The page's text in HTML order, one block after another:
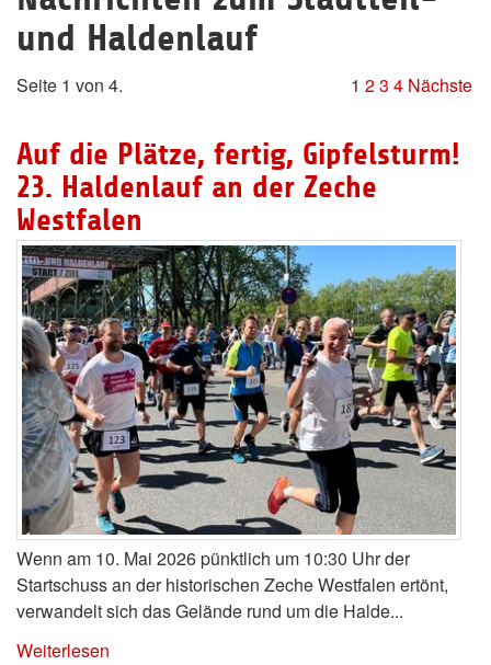
und Haldenlauf
Seite 1 von 4. 1 23 4 Nächste
Auf die Plätze, fertig, Gipfelsturm!
23. Haldenlauf an der Zeche
Westfalen
Wenn am 10. Mai 2026 pünktlich um 10:30 Uhr der
Startschuss an der historischen Zeche Westfalen ertönt,
verwandelt sich das Gelände rund um die Halde...
Weiterlesen